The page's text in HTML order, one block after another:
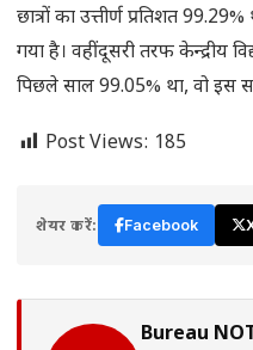
छात्रों का उत्तीर्ण प्रतिशत
गया है। वहीं दूसरी तरफ केन्द्रीय
पिछले साल 99.05% था, वो इस
Post Views: 185
शेयर करें: Facebook
Bureau